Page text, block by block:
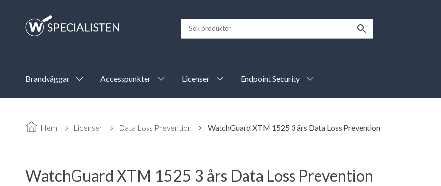
Brandväggar Accesspunkter Licenser Endpoint Security
Hem Licenser Data Loss Prevention WatchGuard XTM 1525 3 års Data Loss Prevention
WatchGuard XTM 1525 3 års Data Loss Prevention